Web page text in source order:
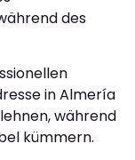
des
in Almería
während
kümmern.